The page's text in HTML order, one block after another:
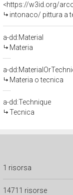
<https://w3id.org/
intonaco/ pittura a
a-dd:Material
Materia
a-
Materia o tecnica
a-dd:Technique
Tecnica
1 risorsa
14711 risorse